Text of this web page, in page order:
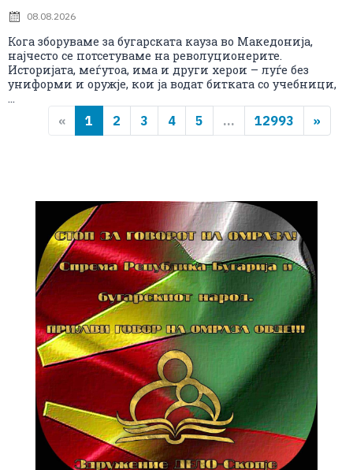
08.08.2026
Кога зборуваме за бугарската кауза во Македонија,
најчесто се потсетуваме на револуционерите.
Историјата, меѓутоа, има и други херои – луѓе без
униформи и оружје, кои ја водат битката со учебници,
« 1 2 3 4 5 ... 12993 »